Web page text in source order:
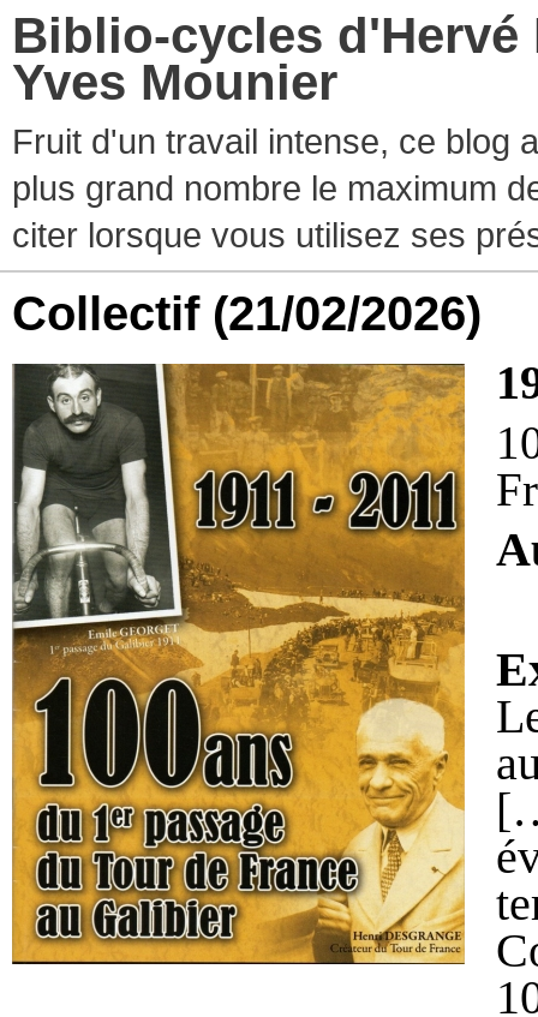
Biblio-cycles d'Hervé
Yves Mounier
Fruit d'un travail intense, ce blog
plus grand nombre le maximum
citer lorsque vous utilisez ses
Collectif (21/02/2026)